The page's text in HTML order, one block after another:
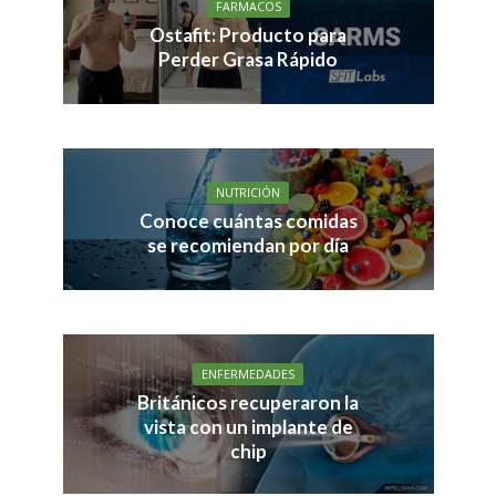
FARMACOS
Ostafit: Producto para
Perder Grasa Rápido
NUTRICIÓN
Conoce cuántas comidas
se recomiendan por día
ENFERMEDADES
Británicos recuperaron la
vista con un implante de
chip